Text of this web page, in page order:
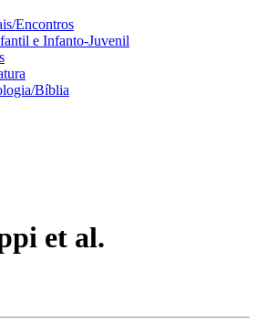
Encontros
e Infanto-Juvenil
Bíblia
et al.